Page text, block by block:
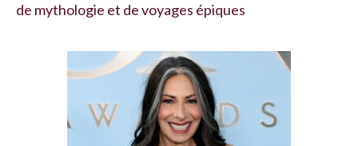
de mythologie et de voyages épiques